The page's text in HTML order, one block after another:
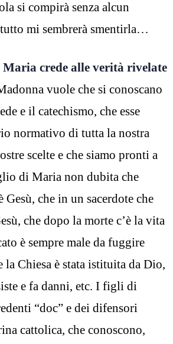
si compirà senza alcun
mi sembrerà smentirla…
crede alle verità rivelate
vuole che si conoscano
e il catechismo, che esse
normativo di tutta la nostra
scelte e che siamo pronti a
di Maria non dubita che
Gesù, che in un sacerdote che
che dopo la morte c’è la vita
è sempre male da fuggire
la Chiesa è stata istituita da Dio,
e fa danni, etc. I figli di
“doc” e dei difensori
cattolica, che conoscono,